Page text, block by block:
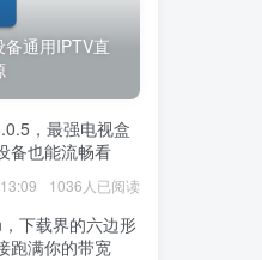
通用IPTV直
，最强电视盒
备也能流畅看
1036人已阅读
下载界的六边形
跑满你的带宽